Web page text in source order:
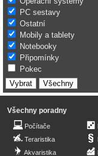
PC sestavy
Ostatní
Mobily a tablety
Notebooky
Připomínky
Pokec
Všechny poradny
Počítače
Teraristika
Akvaristika